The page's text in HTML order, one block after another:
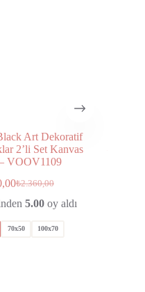
Art Dekoratif
2’li Set Kanvas
VOOV1109
₺2.360,00
5.00 oy aldı
70x50 100x70